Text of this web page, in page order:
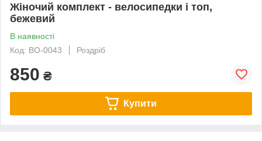
Жіночий комплект - велосипедки і топ,
бежевий
В наявності
Код: BO-0043
Роздріб
850 ₴
Купити